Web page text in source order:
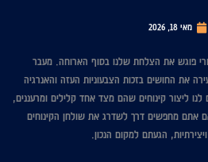
מאי 18, 2026
פוגש את הצלחת שלנו בסוף הארוחה. מעבר
את החושים בזכות הצבעוניות העזה והאנרגיה
ליצור קינוחים שהם מצד אחד קלילים ומרעננים,
אתם מחפשים דרך לשדרג את שולחן הקינוחים
הגעתם למקום הנכון.